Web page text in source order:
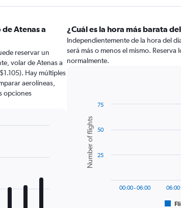
de Atenas a
reservar un
volar de Atenas a
Hay múltiples
aerolíneas,
opciones
¿Cuál es la hora más barata
Independientemente de la hora del
será más o menos el mismo.
normalmente.
chart
with
bars.
The
Chart
graphic.
Number of flights
00:00 - 06:00 06:00
25
50
75